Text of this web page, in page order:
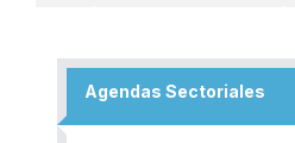
Agendas Sectoriales